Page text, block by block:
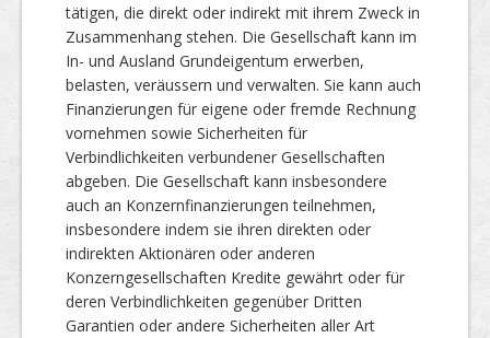
tätigen, die direkt oder indirekt mit ihrem Zweck in
Zusammenhang stehen. Die Gesellschaft kann im
In- und Ausland Grundeigentum erwerben,
belasten, veräussern und verwalten. Sie kann auch
Finanzierungen für eigene oder fremde Rechnung
vornehmen sowie Sicherheiten für
Verbindlichkeiten verbundener Gesellschaften
abgeben. Die Gesellschaft kann insbesondere
auch an Konzernfinanzierungen teilnehmen,
insbesondere indem sie ihren direkten oder
indirekten Aktionären oder anderen
Konzerngesellschaften Kredite gewährt oder für
deren Verbindlichkeiten gegenüber Dritten
Garantien oder andere Sicherheiten aller Art